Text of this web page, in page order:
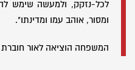
לכל-נזקק, ולמעשה שימש
ומסור, אוהב עמו ומדינתו".
המשפחה הוציאה לאור חוברת